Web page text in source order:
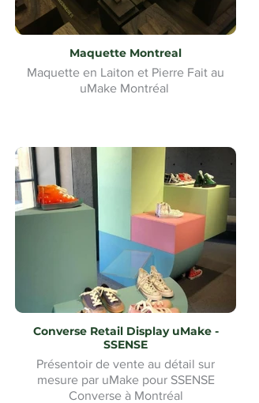
Maquette Montreal
Maquette en Laiton et Pierre Fait au
uMake Montréal
Converse Retail Display uMake -
SSENSE
Présentoir de vente au détail sur
mesure par uMake pour SSENSE
Converse à Montréal